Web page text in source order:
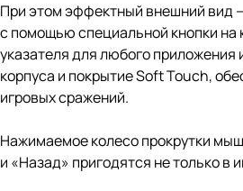
При этом эффектный внешний вид
с помощью специальной кнопки на
указателя для любого
корпуса и покрытие Soft Touch,
игровых сражений.
Нажимаемое колесо прокрутки
и «Назад» пригодятся не только в